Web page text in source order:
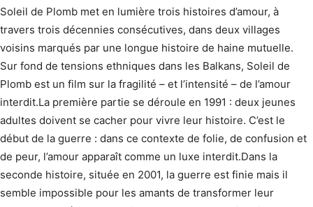
Soleil de Plomb met en lumière trois histoires d’amour, à
travers trois décennies consécutives, dans deux villages
voisins marqués par une longue histoire de haine mutuelle.
Sur fond de tensions ethniques dans les Balkans, Soleil de
Plomb est un film sur la fragilité – et l’intensité – de l’amour
interdit.La première partie se déroule en 1991 : deux jeunes
adultes doivent se cacher pour vivre leur histoire. C’est le
début de la guerre : dans ce contexte de folie, de confusion et
de peur, l’amour apparaît comme un luxe interdit.Dans la
seconde histoire, située en 2001, la guerre est finie mais il
semble impossible pour les amants de transformer leur